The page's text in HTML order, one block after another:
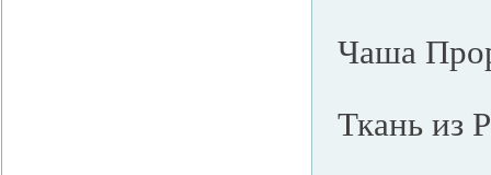
Чаша
Ткань из